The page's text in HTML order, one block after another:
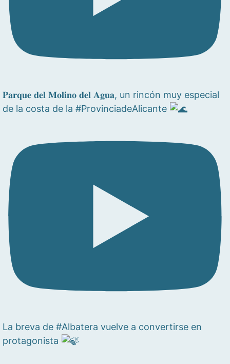
𝐏𝐚𝐫𝐪𝐮𝐞 𝐝𝐞𝐥 𝐌𝐨𝐥𝐢𝐧𝐨 𝐝𝐞𝐥 𝐀𝐠𝐮𝐚, un rincón muy especial
de la costa de la #ProvinciadeAlicante
La breva de #Albatera vuelve a convertirse en
protagonista